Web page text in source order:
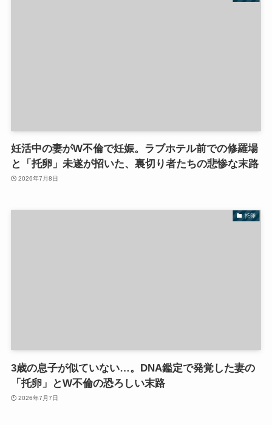
妊活中の妻がW不倫で妊娠。ラブホテル前での修羅場
と「托卵」未遂が招いた、裏切り者たちの悲惨な末路
2026年7月8日
托卵
3歳の息子が似ていない…。DNA鑑定で発覚した妻の
「托卵」とW不倫の恐ろしい末路
2026年7月7日